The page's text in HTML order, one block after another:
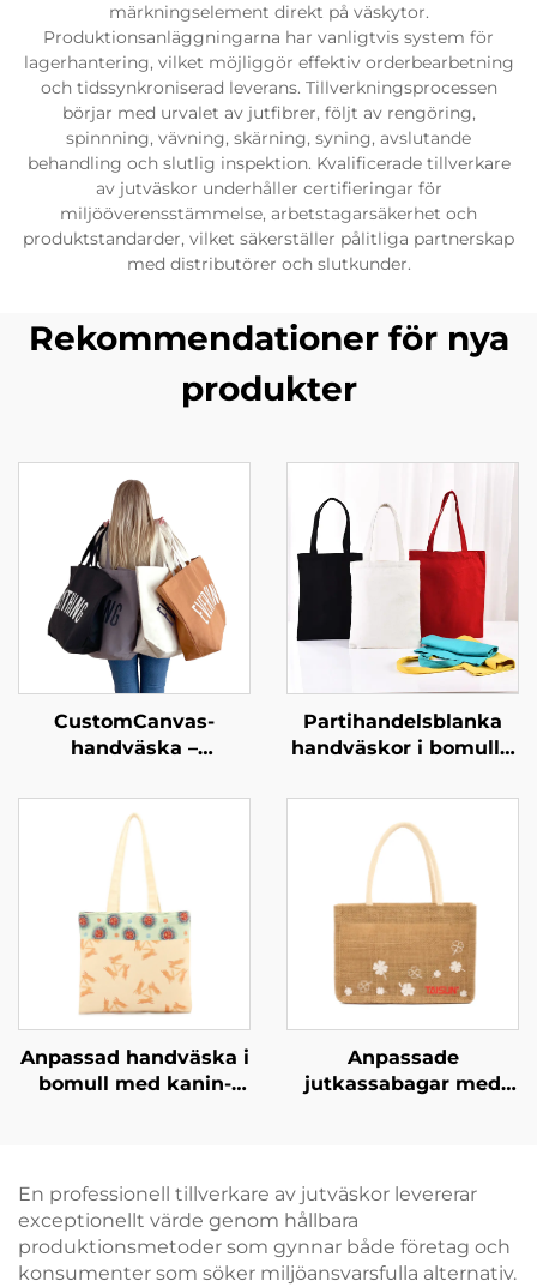
märkningselement direkt på väskytor.
Produktionsanläggningarna har vanligtvis system för
lagerhantering, vilket möjliggör effektiv orderbearbetning
och tidssynkroniserad leverans. Tillverkningsprocessen
börjar med urvalet av jutfibrer, följt av rengöring,
spinnning, vävning, skärning, syning, avslutande
behandling och slutlig inspektion. Kvalificerade tillverkare
av jutväskor underhåller certifieringar för
miljööverensstämmelse, arbetstagarsäkerhet och
produktstandarder, vilket säkerställer pålitliga partnerskap
med distributörer och slutkunder.
Rekommendationer för nya
produkter
CustomCanvas-
handväska –
vardagsnödvändighet
Partihandelsblanka
handväskor i bomull –
(ODM/OEM)
Anpassad handväska i
bomull med kanin-
varumärkesbyggnad
Anpassade
jutkassabagar med
utmärkta för picknick,
camping, strand och
utomhusaktiviteter
En professionell tillverkare av jutväskor levererar
exceptionellt värde genom hållbara
produktionsmetoder som gynnar både företag och
konsumenter som söker miljöansvarsfulla alternativ.